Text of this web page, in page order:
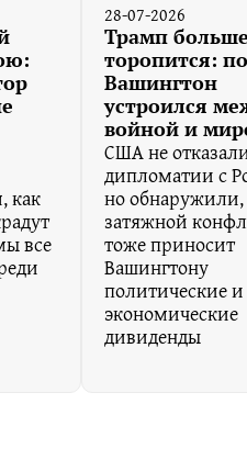
как
все
28-07-2026
Трамп
торопится:
Вашингтон
устроился
войной и
США не
дипломатии с
но обнаружили,
затяжной
тоже приносит
Вашингтону
политические и
экономические
дивиденды